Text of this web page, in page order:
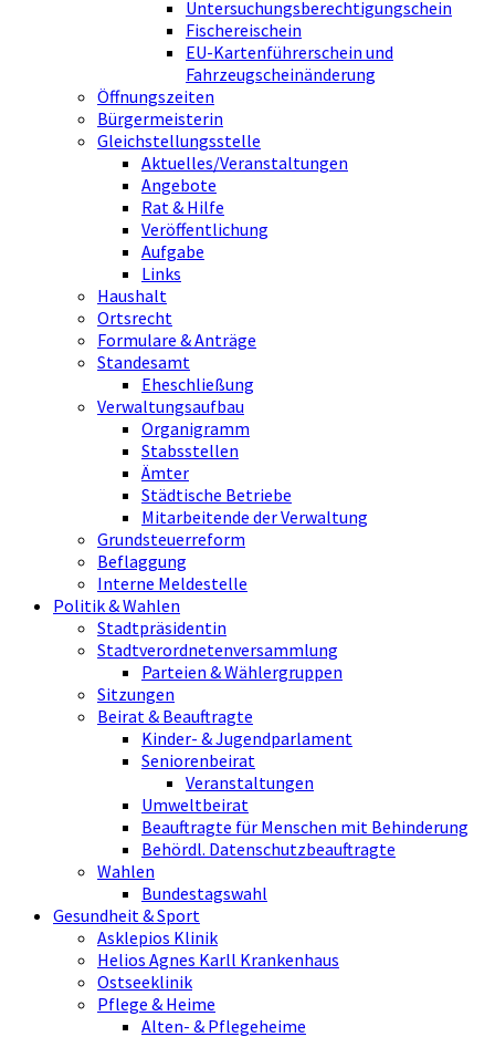
Untersuchungsberechtigungschein
Fischereischein
EU-Kartenführerschein und
Fahrzeugscheinänderung
Öffnungszeiten
Bürgermeisterin
Gleichstellungsstelle
Aktuelles/Veranstaltungen
Angebote
Rat & Hilfe
Veröffentlichung
Aufgabe
Links
Haushalt
Ortsrecht
Formulare & Anträge
Standesamt
Eheschließung
Verwaltungsaufbau
Organigramm
Stabsstellen
Ämter
Städtische Betriebe
Mitarbeitende der Verwaltung
Grundsteuerreform
Beflaggung
Interne Meldestelle
Politik & Wahlen
Stadtpräsidentin
Stadtverordnetenversammlung
Parteien & Wählergruppen
Sitzungen
Beirat & Beauftragte
Kinder- & Jugendparlament
Seniorenbeirat
Veranstaltungen
Umweltbeirat
Beauftragte für Menschen mit Behinderung
Behördl. Datenschutzbeauftragte
Wahlen
Bundestagswahl
Gesundheit & Sport
Asklepios Klinik
Helios Agnes Karll Krankenhaus
Ostseeklinik
Pflege & Heime
Alten- & Pflegeheime